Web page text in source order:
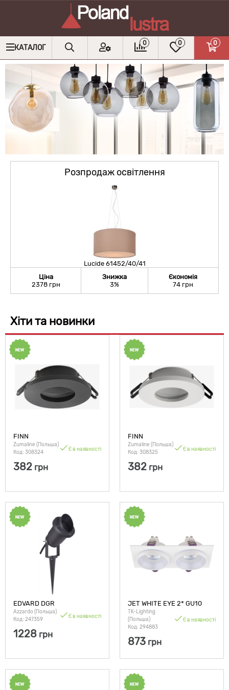
КАТАЛОГ
0 0 0
Розпродаж освітлення
Lucide 61452/40/41
Ціна
2378 грн
Знижка
3%
Єкономія
74 грн
Хіти та новинки
FINN
Zumaline (Польша)
Код: 308324
Є в наявності
382 грн
FINN
Zumaline (Польша)
Код: 308325
Є в наявності
382 грн
EDVARD DGR
Azzardo (Польша)
Код: 247359
Є в наявності
1228 грн
JET WHITE EYE 2* GU10
TK-Lighting
(Польша)
Код: 294883
Є в наявності
873 грн